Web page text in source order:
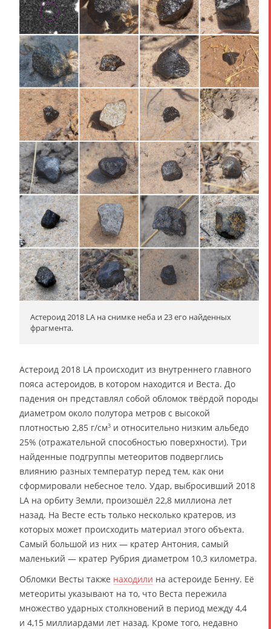
Астероид 2018 LA на снимке неба и 23 его найденных
фрагмента.
Астероид 2018 LA происходит из внутреннего главного
пояса астероидов, в котором находится и Веста. До
падения он представлял собой обломок твёрдой породы
диаметром около полутора метров с высокой
плотностью 2,85 г/см3 и относительно низким альбедо
25% (отражательной способностью поверхности). Три
найденные подгруппы метеоритов подверглись
влиянию разных температур перед тем, как они
сформировали небесное тело. Удар, выбросивший 2018
LA на орбиту Земли, произошёл 22,8 миллиона лет
назад. На Весте есть только несколько кратеров, из
которых может происходить материал этого объекта.
Самый большой из них — кратер Антония, самый
маленький — кратер Рубрия диаметром 10,3 километра.
Обломки Весты также находили на астероиде Бенну. Её
метеориты указывают на то, что Веста пережила
множество ударных столкновений в период между 4,4
и 4,15 миллиардами лет назад. Кроме того, недавно